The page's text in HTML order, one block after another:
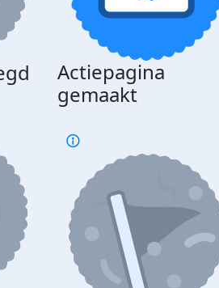
Actiepagina
gemaakt